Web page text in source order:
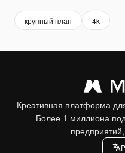
крупный план 4k
Креативная платформа
Более 1 миллиона